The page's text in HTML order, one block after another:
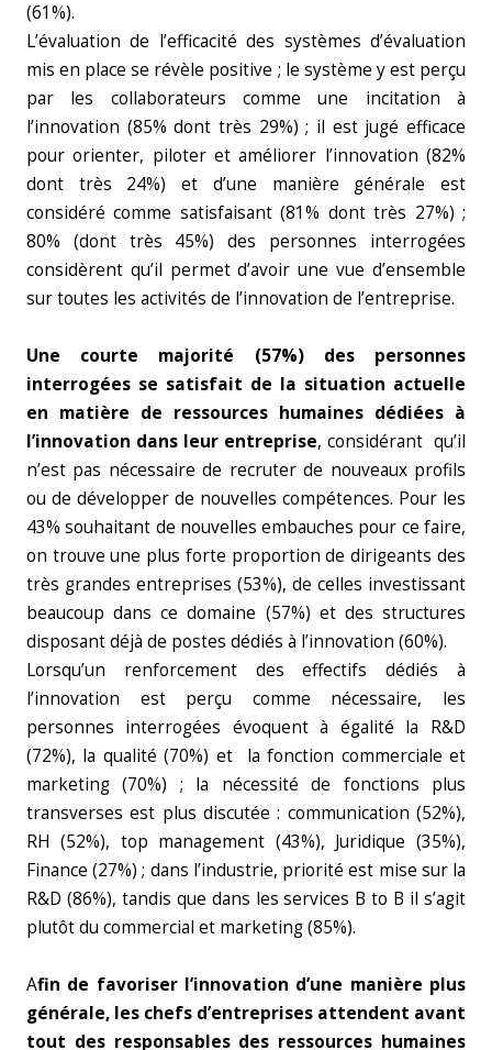
(61%).
L’évaluation de l’efficacité des systèmes d’évaluation
mis en place se révèle positive ; le système y est perçu
par les collaborateurs comme une incitation à
l’innovation (85% dont très 29%) ; il est jugé efficace
pour orienter, piloter et améliorer l’innovation (82%
dont très 24%) et d’une manière générale est
considéré comme satisfaisant (81% dont très 27%) ;
80% (dont très 45%) des personnes interrogées
considèrent qu’il permet d’avoir une vue d’ensemble
sur toutes les activités de l’innovation de l’entreprise.
Une courte majorité (57%) des personnes
interrogées se satisfait de la situation actuelle
en matière de ressources humaines dédiées à
l’innovation dans leur entreprise, considérant qu’il
n’est pas nécessaire de recruter de nouveaux profils
ou de développer de nouvelles compétences. Pour les
43% souhaitant de nouvelles embauches pour ce faire,
on trouve une plus forte proportion de dirigeants des
très grandes entreprises (53%), de celles investissant
beaucoup dans ce domaine (57%) et des structures
disposant déjà de postes dédiés à l’innovation (60%).
Lorsqu’un renforcement des effectifs dédiés à
l’innovation est perçu comme nécessaire, les
personnes interrogées évoquent à égalité la R&D
(72%), la qualité (70%) et la fonction commerciale et
marketing (70%) ; la nécessité de fonctions plus
transverses est plus discutée : communication (52%),
RH (52%), top management (43%), Juridique (35%),
Finance (27%) ; dans l’industrie, priorité est mise sur la
R&D (86%), tandis que dans les services B to B il s’agit
plutôt du commercial et marketing (85%).
Afin de favoriser l’innovation d’une manière plus
générale, les chefs d’entreprises attendent avant
tout des responsables des ressources humaines